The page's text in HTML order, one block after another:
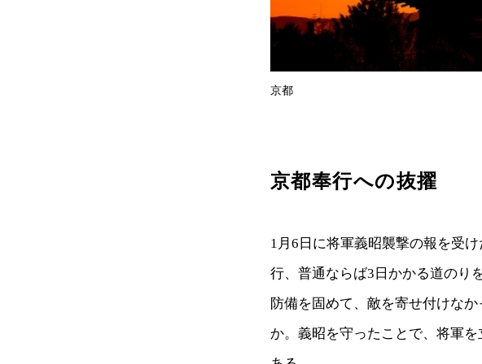
京都
京都奉行への抜擢
1月6日に将軍義昭襲撃の報を受
行、普通ならば3日かかる道のり
防備を固めて、敵を寄せ付けな
か。義昭を守ったことで、将軍